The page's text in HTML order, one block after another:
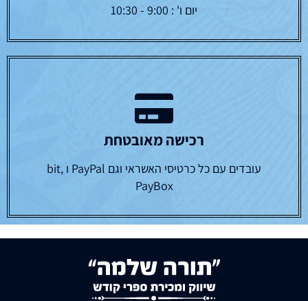
יום ו' : 9:00 - 10:30
רכישה מאובטחת
עובדים עם כל כרטיסי האשראי וגם PayPal ו bit,
PayBox